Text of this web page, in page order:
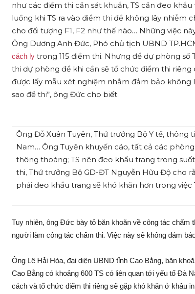
như các điểm thi cần sát khuẩn, TS cần đeo
luồng khi TS ra vào điểm thi để không lây nhiễm
cho đối tượng F1, F2 như thế nào… Những việc
Ông Dương Anh Đức, Phó chủ tịch UBND
cách ly trong 115 điểm thi. Nhưng để dự phòng số
thi dự phòng để khi cần sẽ tổ chức điểm thi riêng
được lấy mẫu xét nghiệm nhằm đảm bảo không
sao đề thi”, ông Đức cho biết.
Ông Đỗ Xuân Tuyên, Thứ trưởng Bộ Y tế,
Nam… Ông Tuyên khuyến cáo, tất cả các
thông thoáng; TS nên đeo khẩu trang trong
thi, Thứ trưởng Bộ GD-ĐT Nguyễn Hữu Độ cho
phải đeo khẩu trang sẽ khó khăn hơn trong việc
Tuy nhiên, ông Đức bày tỏ băn khoăn về công tác
người làm công tác chấm thi. Việc này sẽ không đảm
Ông Lê Hải Hòa, đại diện UBND tỉnh Cao Bằng, băn
Cao Bằng có khoảng 600 TS có liên quan tới yếu tố Đà
cách và tổ chức điểm thi riêng sẽ gặp khó khăn ở khâu